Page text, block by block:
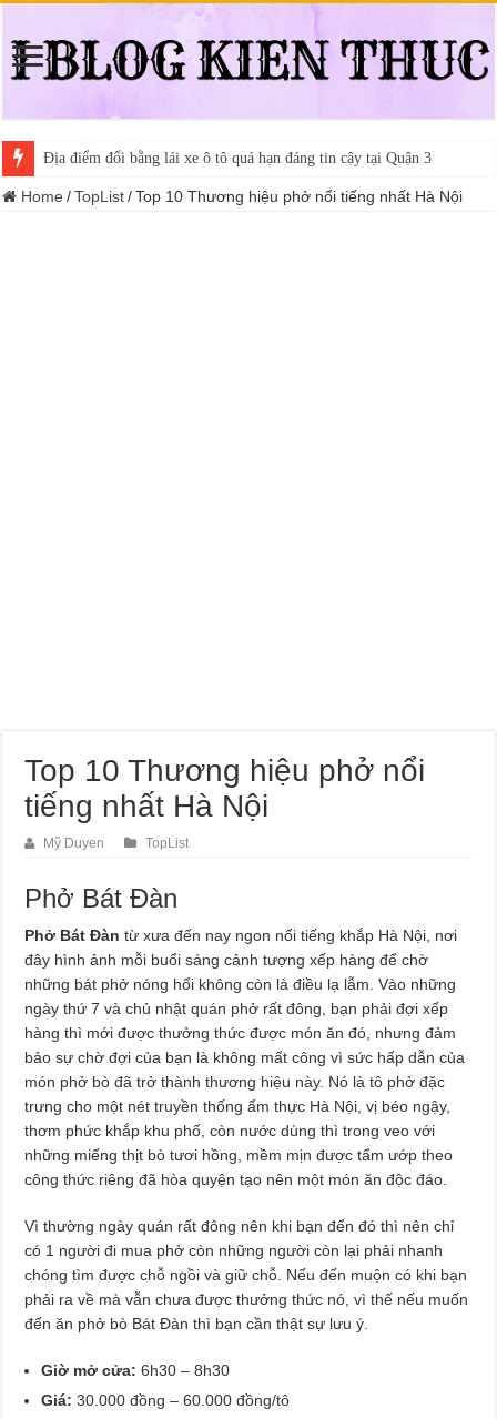
Địa điểm đổi bằng lái xe ô tô quá hạn đáng tin cậy tại Quận 3
Trung tâm nào học thi giấy phép lái xe hạng A (A2 cũ), A1 uy tín tại
Home / TopList / Top 10 Thương hiệu phở nổi tiếng nhất Hà Nội
Top 10 Thương hiệu phở nổi
tiếng nhất Hà Nội
Mỹ Duyen TopList
Phở Bát Đàn
Phở Bát Đàn từ xưa đến nay ngon nổi tiếng khắp Hà Nội, nơi
đây hình ảnh mỗi buổi sáng cảnh tượng xếp hàng để chờ
những bát phở nóng hổi không còn là điều lạ lẫm. Vào những
ngày thứ 7 và chủ nhật quán phở rất đông, bạn phải đợi xếp
hàng thì mới được thưởng thức được món ăn đó, nhưng đảm
bảo sự chờ đợi của bạn là không mất công vì sức hấp dẫn của
món phở bò đã trở thành thương hiệu này. Nó là tô phở đặc
trưng cho một nét truyền thống ẩm thực Hà Nội, vị béo ngậy,
thơm phức khắp khu phố, còn nước dùng thì trong veo với
những miếng thịt bò tươi hồng, mềm mịn được tẩm ướp theo
công thức riêng đã hòa quyện tạo nên một món ăn độc đáo.
Vì thường ngày quán rất đông nên khi bạn đến đó thì nên chỉ
có 1 người đi mua phở còn những người còn lại phải nhanh
chóng tìm được chỗ ngồi và giữ chỗ. Nếu đến muộn có khi bạn
phải ra về mà vẫn chưa được thưởng thức nó, vì thế nếu muốn
đến ăn phở bò Bát Đàn thì bạn cần thật sự lưu ý.
Giờ mở cửa: 6h30 – 8h30
Giá:30.000 đồng – 60.000 đồng/tô